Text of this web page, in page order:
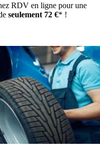
RDV en ligne pour une
seulement 72 €* !